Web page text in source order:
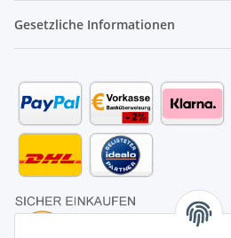
Gesetzliche Informationen